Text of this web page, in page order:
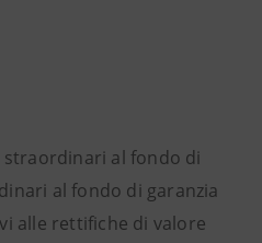
al fondo di
al fondo di garanzia
alle rettifiche di valore